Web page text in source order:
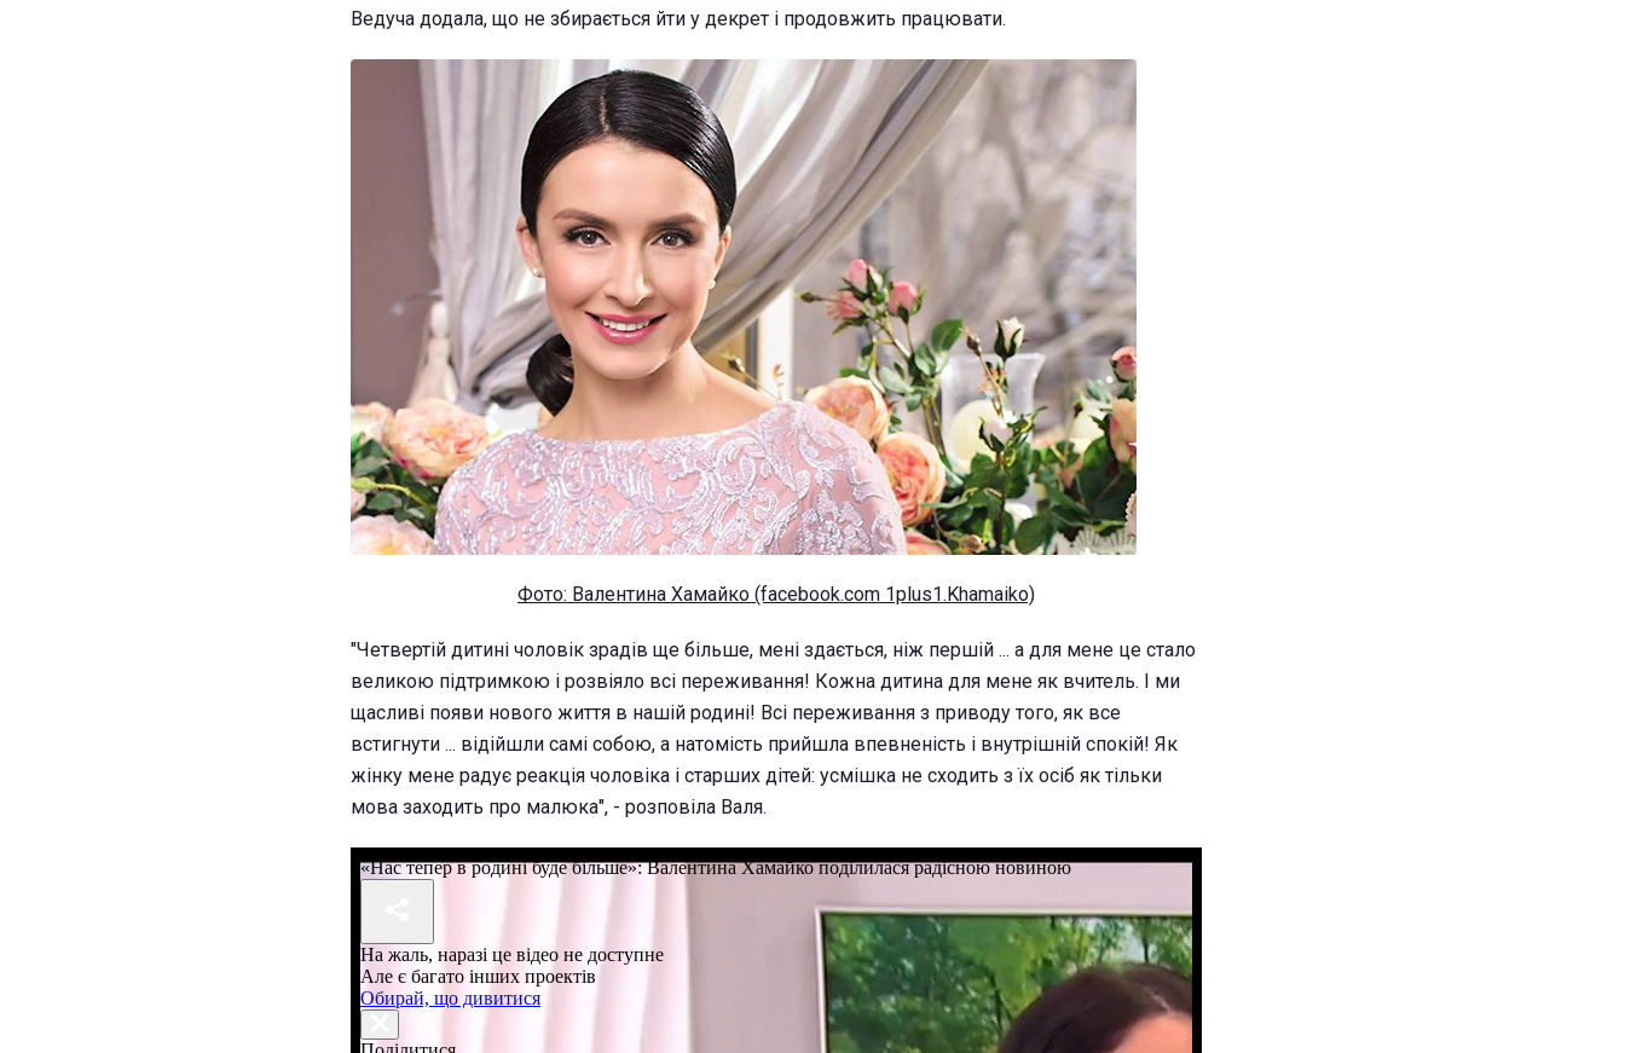
Ведуча додала, що не збирається йти у декрет і продовжить працювати.
Фото: Валентина Хамайко (facebook.com 1plus1.Khamaiko)
"Четвертій дитині чоловік зрадів ще більше, мені здається, ніж першій ... а для мене це стало
великою підтримкою і розвіяло всі переживання! Кожна дитина для мене як вчитель. І ми
щасливі появи нового життя в нашій родині! Всі переживання з приводу того, як все
встигнути ... відійшли самі собою, а натомість прийшла впевненість і внутрішній спокій! Як
жінку мене радує реакція чоловіка і старших дітей: усмішка не сходить з їх осіб як тільки
мова заходить про малюка", - розповіла Валя.